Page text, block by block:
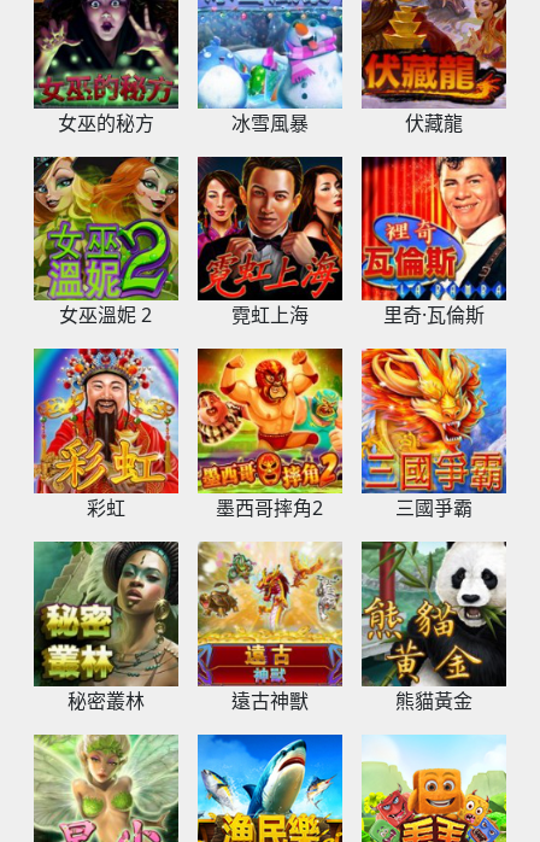
女巫的秘方 冰雪風暴 伏藏龍
女巫溫妮 2 霓虹上海 里奇·瓦倫斯
彩虹 墨西哥摔角2 三國爭霸
秘密叢林 遠古神獸 熊貓黃金